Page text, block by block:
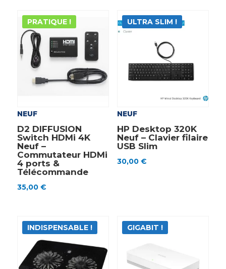
PRATIQUE !
NEUF
D2 DIFFUSION
Switch HDMi 4K
Neuf –
Commutateur HDMi
4 ports &
Télécommande
35,00 €
ULTRA SLIM !
NEUF
HP Desktop 320K
Neuf – Clavier filaire
USB Slim
30,00 €
INDISPENSABLE ! GIGABIT !